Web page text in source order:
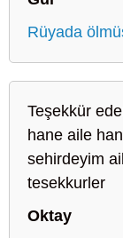
Rüyada
Teşekkür
hane aile
sehirdeyim
tesekkurler
Oktay